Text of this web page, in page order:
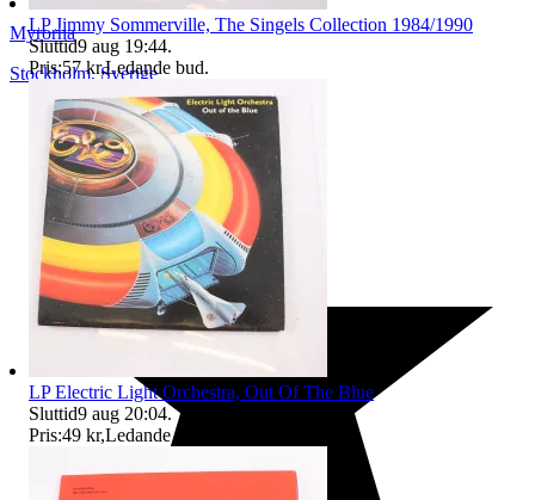
Myrorna
Stockholm,Sverige
LP Jimmy Sommerville, The Singels Collection 1984/1990
Sluttid9 aug 19:44.
Pris:57 kr,Ledande bud.
LP Electric Light Orchestra, Out Of The Blue
Sluttid9 aug 20:04.
Pris:49 kr,Ledande bud